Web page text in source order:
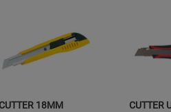
CUTTER 18MM
CUTTER